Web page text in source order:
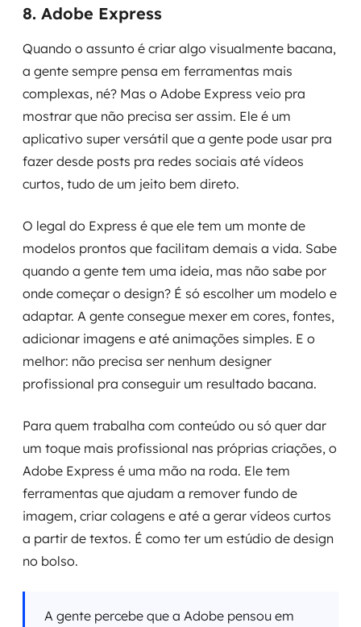
8. Adobe Express
Quando o assunto é criar algo visualmente bacana,
a gente sempre pensa em ferramentas mais
complexas, né? Mas o Adobe Express veio pra
mostrar que não precisa ser assim. Ele é um
aplicativo super versátil que a gente pode usar pra
fazer desde posts pra redes sociais até vídeos
curtos, tudo de um jeito bem direto.
O legal do Express é que ele tem um monte de
modelos prontos que facilitam demais a vida. Sabe
quando a gente tem uma ideia, mas não sabe por
onde começar o design? É só escolher um modelo e
adaptar. A gente consegue mexer em cores, fontes,
adicionar imagens e até animações simples. E o
melhor: não precisa ser nenhum designer
profissional pra conseguir um resultado bacana.
Para quem trabalha com conteúdo ou só quer dar
um toque mais profissional nas próprias criações, o
Adobe Express é uma mão na roda. Ele tem
ferramentas que ajudam a remover fundo de
imagem, criar colagens e até a gerar vídeos curtos
a partir de textos. É como ter um estúdio de design
no bolso.
A gente percebe que a Adobe pensou em